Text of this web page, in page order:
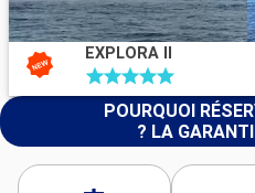
EXPLORA II
POURQUOI
? LA